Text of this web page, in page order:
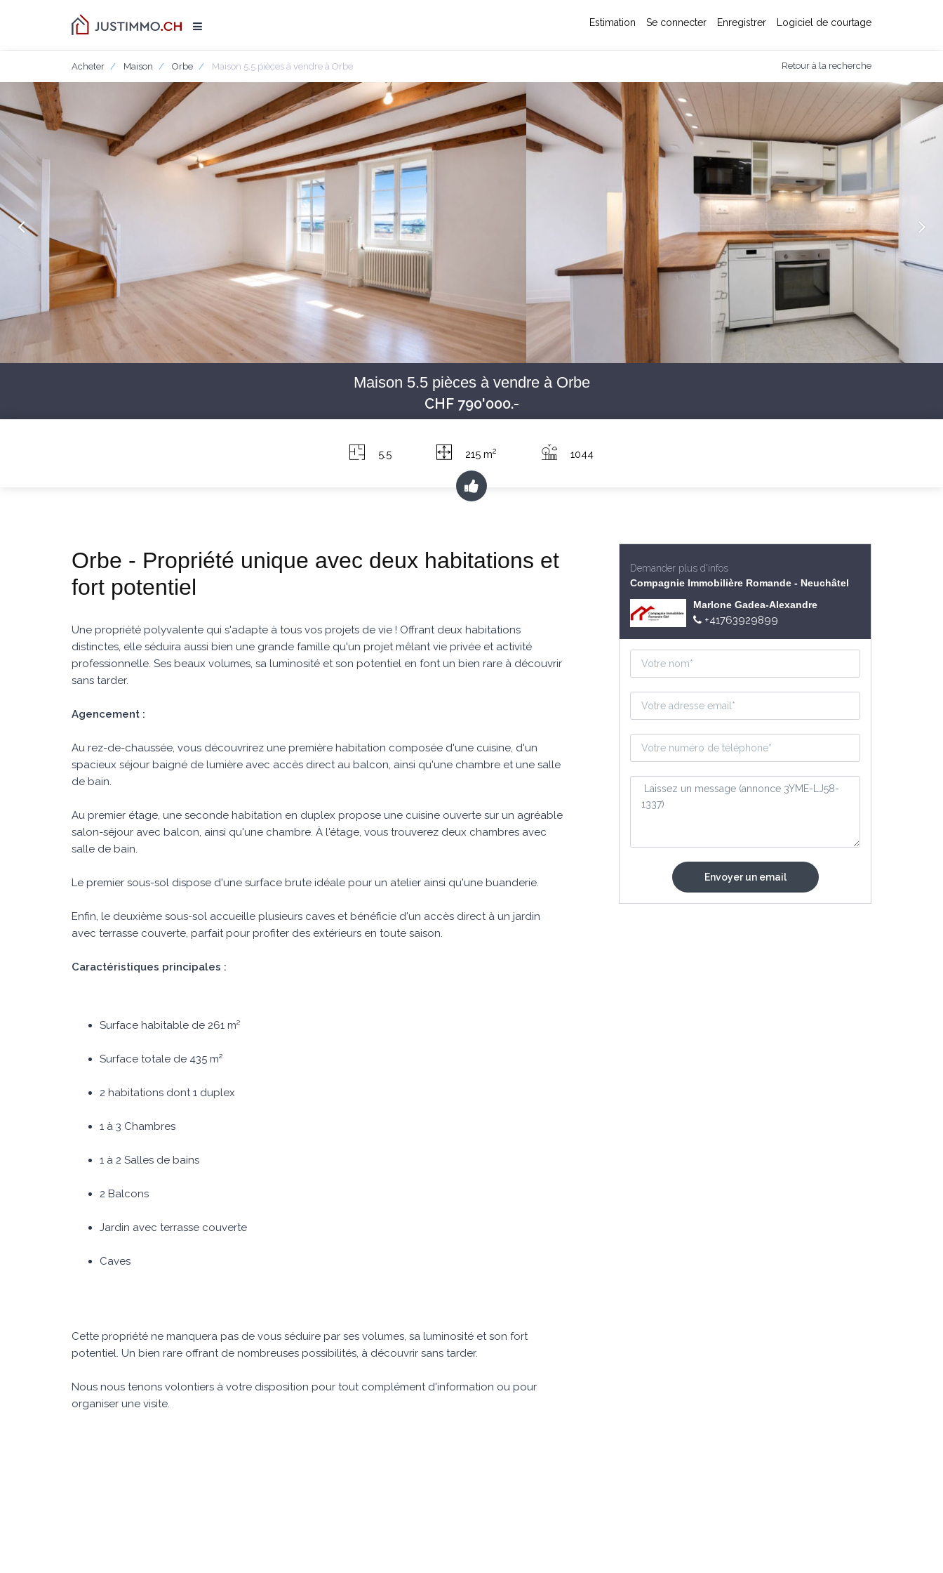
Estimation Se connecter Enregistrer Logiciel de courtage
Acheter Maison Orbe Maison 5.5 pièces à vendre à Orbe Retour à la recherche
Maison 5.5 pièces à vendre à Orbe
CHF 790'000.-
5.5 215 m2 1044
Orbe - Propriété unique avec deux habitations et
fort potentiel
Une propriété polyvalente qui s'adapte à tous vos projets de vie ! Offrant deux habitations
distinctes, elle séduira aussi bien une grande famille qu'un projet mêlant vie privée et activité
professionnelle. Ses beaux volumes, sa luminosité et son potentiel en font un bien rare à découvrir
sans tarder.
Agencement :
Au rez-de-chaussée, vous découvrirez une première habitation composée d'une cuisine, d'un
spacieux séjour baigné de lumière avec accès direct au balcon, ainsi qu'une chambre et une salle
de bain.
Au premier étage, une seconde habitation en duplex propose une cuisine ouverte sur un agréable
salon-séjour avec balcon, ainsi qu'une chambre. À l'étage, vous trouverez deux chambres avec
salle de bain.
Le premier sous-sol dispose d'une surface brute idéale pour un atelier ainsi qu'une buanderie.
Enfin, le deuxième sous-sol accueille plusieurs caves et bénéficie d'un accès direct à un jardin
avec terrasse couverte, parfait pour profiter des extérieurs en toute saison.
Caractéristiques principales :
Surface habitable de 261 m²
Surface totale de 435 m²
2 habitations dont 1 duplex
1 à 3 Chambres
1 à 2 Salles de bains
2 Balcons
Jardin avec terrasse couverte
Caves
Cette propriété ne manquera pas de vous séduire par ses volumes, sa luminosité et son fort
potentiel. Un bien rare offrant de nombreuses possibilités, à découvrir sans tarder.
Nous nous tenons volontiers à votre disposition pour tout complément d'information ou pour
organiser une visite.
Demander plus d'infos
Compagnie Immobilière Romande - Neuchâtel
Marlone Gadea-Alexandre
+41763929899